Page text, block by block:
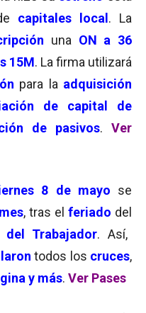
capitales local . La
una ON a 36
15M. La firma utilizará
para la adquisición
de capital de
de pasivos.Ver
8 de mayo se
, tras el feriado del
del Trabajador. Así,
todos los cruces,
y más. Ver Pases